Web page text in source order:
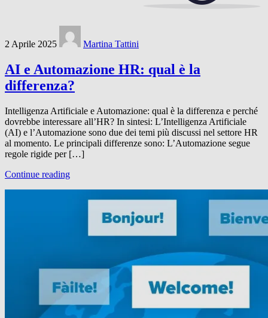
2 Aprile 2025 Martina Tattini
AI e Automazione HR: qual è la
differenza?
Intelligenza Artificiale e Automazione: qual è la differenza e perché
dovrebbe interessare all’HR? In sintesi: L’Intelligenza Artificiale
(AI) e l’Automazione sono due dei temi più discussi nel settore HR
al momento. Le principali differenze sono: L’Automazione segue
regole rigide per […]
Continue reading